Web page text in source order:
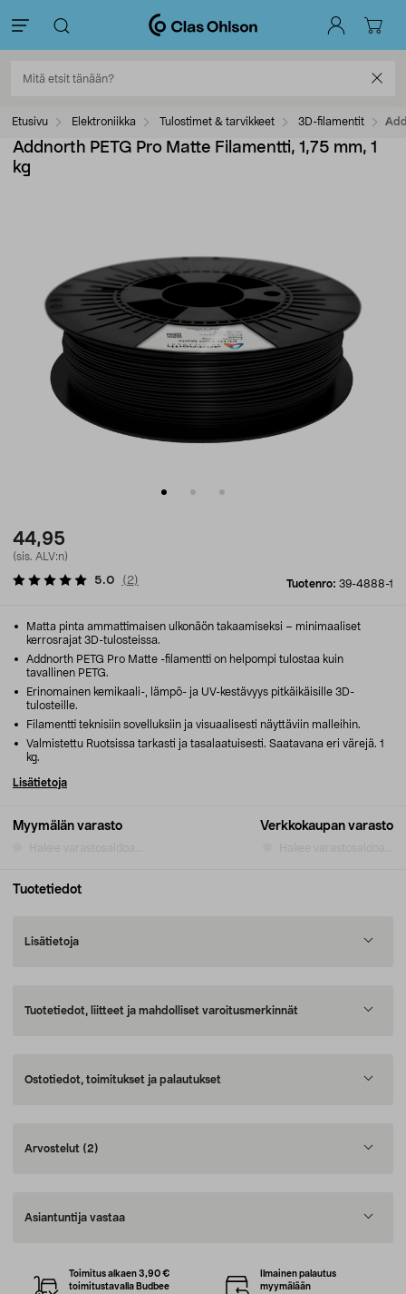
Etusivu Elektroniikka Tulostimet & tarvikkeet 3D-filamentit
Addnorth PETG Pro Matte Filamentti, 1,75 mm, 1
kg
44,95
(sis. ALV:n)
Tuotenro: 39-4888-1
5.0 ( 2)
Myymälän varasto Verkkokaupan varasto
Matta pinta ammattimaisen ulkonäön takaamiseksi – minimaaliset
kerrosrajat 3D-tulosteissa.
Addnorth PETG Pro Matte -filamentti on helpompi tulostaa kuin
tavallinen PETG.
Erinomainen kemikaali-, lämpö- ja UV-kestävyys pitkäikäisille 3D-
tulosteille.
Filamentti teknisiin sovelluksiin ja visuaalisesti näyttäviin malleihin.
Valmistettu Ruotsissa tarkasti ja tasalaatuisesti. Saatavana eri värejä. 1
kg.
Lisätietoja
Tuotetiedot
Lisätietoja
Tuotetiedot, liitteet ja mahdolliset varoitusmerkinnät
Ostotiedot, toimitukset ja palautukset
Arvostelut (2)
Asiantuntija vastaa
Toimitus alkaen 3,90 €
toimitustavalla Budbee
Ilmainen palautus
myymälään